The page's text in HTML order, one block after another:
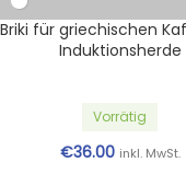
Briki für griechischen
Induktionsherde
Vorrätig
€36.00 inkl. MwSt.